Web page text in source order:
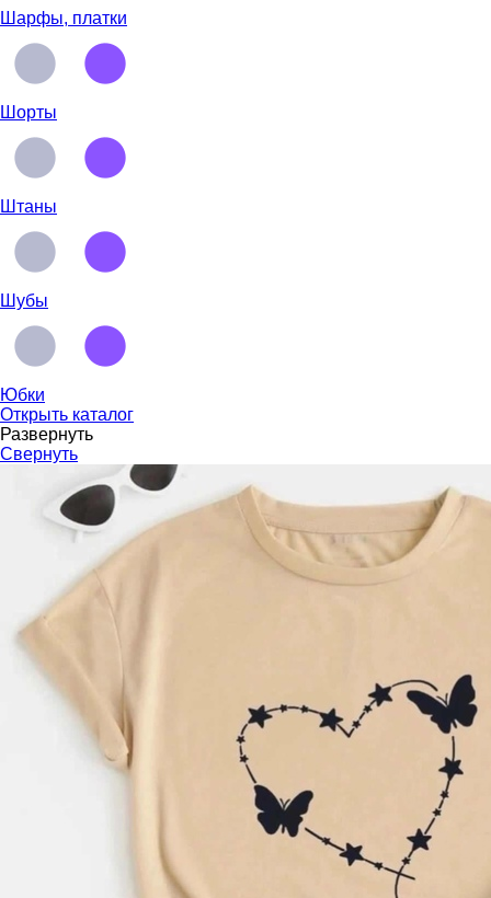
Шарфы, платки
Шорты
Штаны
Шубы
Юбки
Открыть каталог
Развернуть
Свернуть